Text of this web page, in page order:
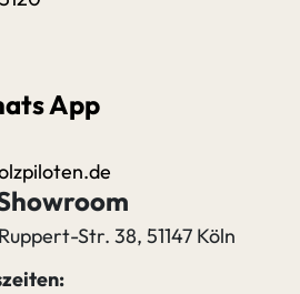
App
Str. 38, 51147 Köln